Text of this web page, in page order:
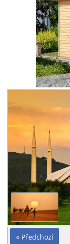
« Předchozí